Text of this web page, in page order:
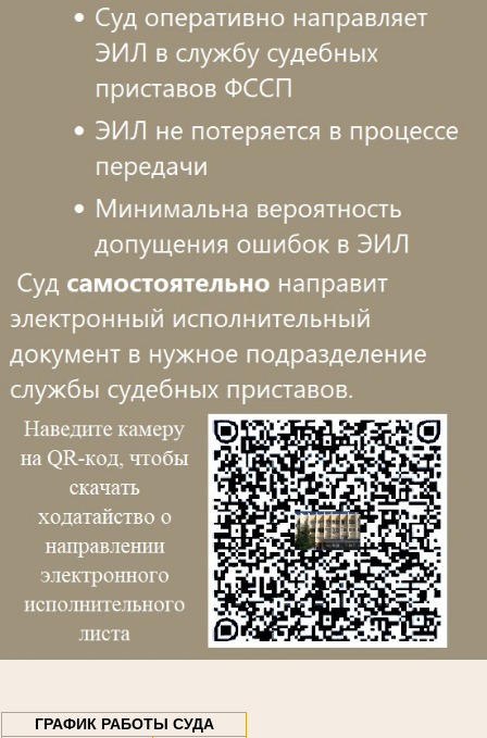
ГРАФИК РАБОТЫ СУДА